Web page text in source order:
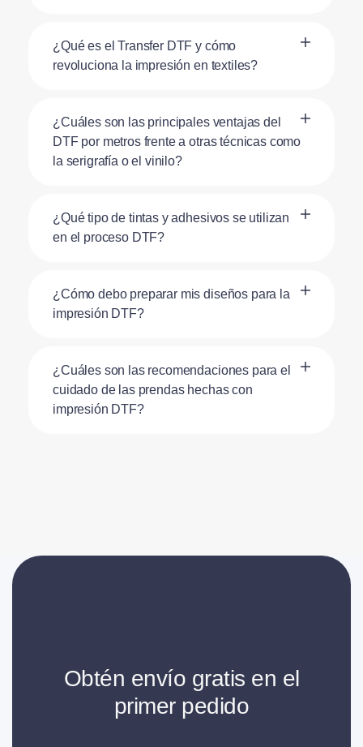
¿Qué es el Transfer DTF y cómo
revoluciona la impresión en textiles?
¿Cuáles son las principales ventajas del
DTF por metros frente a otras técnicas como
la serigrafía o el vinilo?
¿Qué tipo de tintas y adhesivos se utilizan
en el proceso DTF?
¿Cómo debo preparar mis diseños para la
impresión DTF?
¿Cuáles son las recomendaciones para el
cuidado de las prendas hechas con
impresión DTF?
Obtén envío gratis en el
primer pedido